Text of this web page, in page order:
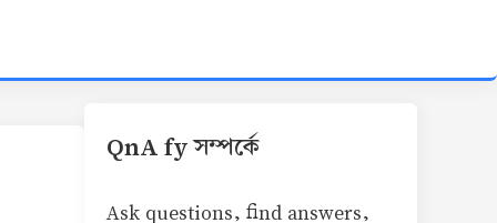
QnA fy সম্পর্কে
Ask questions, find answers,